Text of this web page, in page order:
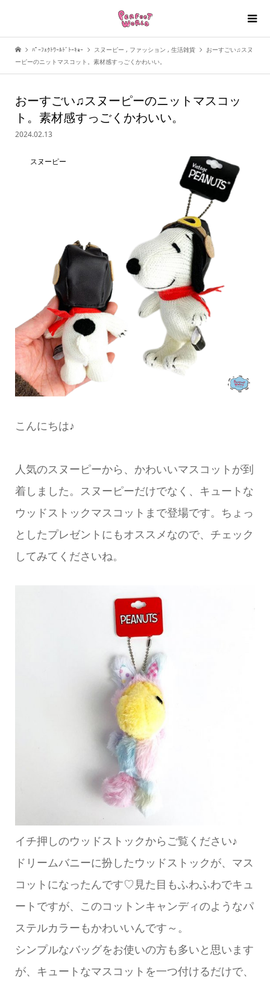
ﾊﾟｰﾌｪｸﾄﾜｰﾙﾄﾞﾄｰｷｮｰ スヌーピー , ファッション , 生活雑貨
おーすごい♫スヌ
ーピーのニットマスコット。素材感すっごくかわいい。
おーすごい♫スヌーピーのニットマスコッ
ト。素材感すっごくかわいい。
2024.02.13
スヌーピー
こんにちは♪
人気のスヌーピーから、かわいいマスコットが到
着しました。スヌーピーだけでなく、キュートな
ウッドストックマスコットまで登場です。ちょっ
としたプレゼントにもオススメなので、チェック
してみてくださいね。
イチ押しのウッドストックからご覧ください♪
ドリームバニーに扮したウッドストックが、マス
コットになったんです♡見た目もふわふわでキュ
ートですが、このコットンキャンディのようなパ
ステルカラーもかわいいんです～。
シンプルなバッグをお使いの方も多いと思います
が、キュートなマスコットを一つ付けるだけで、